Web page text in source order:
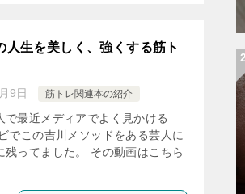
生を美しく、強くする筋ト
9日 筋トレ関連本の紹介
最近メディアでよく見かける
でこの吉川メソッドをある芸人に
ってました。 その動画はこちら